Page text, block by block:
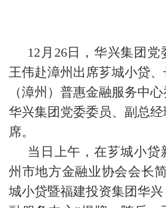
12月26日，华兴集团党
王伟赴漳州出席芗城小贷
（漳州）普惠金融服务中心
华兴集团党委委员、副总
席。
当日上午，在芗城小贷
州市地方金融业协会会长
城小贷暨福建投资集团华